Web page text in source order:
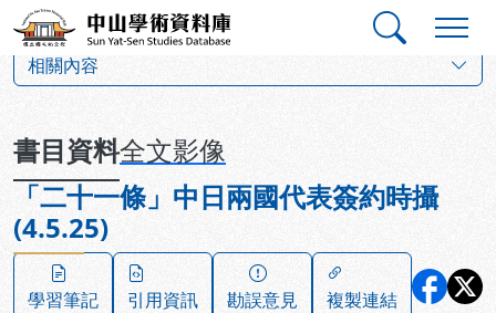
跳到主要內容
中山學術資料庫
相關內容
書目資料全文影像
「二十一條」中日兩國代表簽約時攝
(4.5.25)
學習筆記 引用資訊 勘誤意見
複製連結